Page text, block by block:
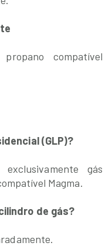
compatível
(GLP)?
gás
Magma.
de gás?